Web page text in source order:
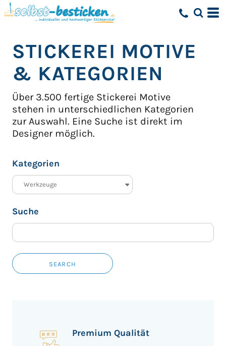
STICKEREI MOTIVE
& KATEGORIEN
Über 3.500 fertige Stickerei Motive
stehen in unterschiedlichen Kategorien
zur Auswahl. Eine Suche ist direkt im
Designer möglich.
Kategorien
Suche
SEARCH
Premium Qualität
Standard
höchste Bewertung